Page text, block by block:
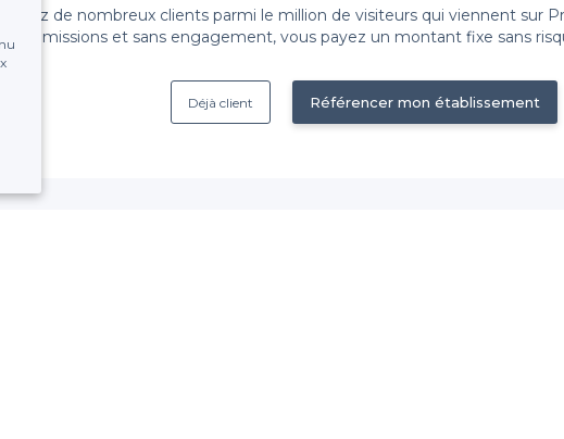
Gagnez de nombreux clients parmi le million de visiteurs qui viennent sur
commissions et sans engagement, vous payez un montant fixe sans
Référencer mon établissement
Déjà client